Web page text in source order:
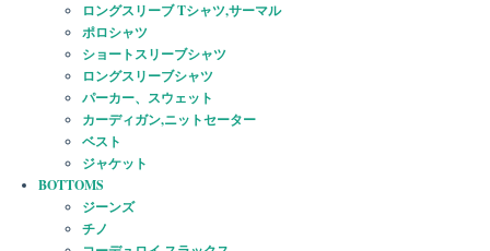
ロングスリーブ Tシャツ,サーマル
ポロシャツ
ショートスリーブシャツ
ロングスリーブシャツ
パーカー、スウェット
カーディガン,ニットセーター
ベスト
ジャケット
BOTTOMS
ジーンズ
チノ